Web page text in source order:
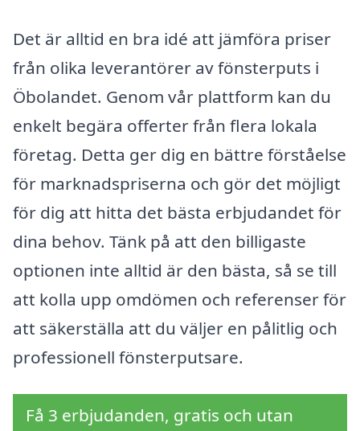
Det är alltid en bra idé att jämföra priser
från olika leverantörer av fönsterputs i
Öbolandet. Genom vår plattform kan du
enkelt begära offerter från flera lokala
företag. Detta ger dig en bättre förståelse
för marknadspriserna och gör det möjligt
för dig att hitta det bästa erbjudandet för
dina behov. Tänk på att den billigaste
optionen inte alltid är den bästa, så se till
att kolla upp omdömen och referenser för
att säkerställa att du väljer en pålitlig och
professionell fönsterputsare.
Få 3 erbjudanden, gratis och utan